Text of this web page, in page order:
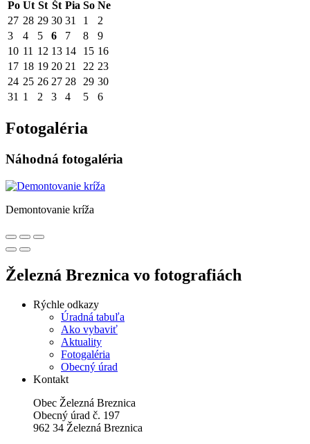
Po Ut St Št Pia So Ne
27 28 29 30 31 1
2
3
4 5 6 7 8
9
10 11 12 13 14 15 16
17 18 19 20 21 22 23
24 25 26 27 28 29 30
31 1 2 3 4 5 6
Fotogaléria
Náhodná fotogaléria
Demontovanie kríža
Železná Breznica vo fotografiách
Rýchle odkazy
Úradná tabuľa
Ako vybaviť
Aktuality
Fotogaléria
Obecný úrad
Kontakt
Obec Železná Breznica
Obecný úrad č. 197
962 34 Železná Breznica